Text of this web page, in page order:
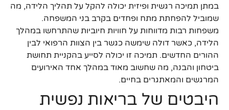
במתן תמיכה רגשית ופיזית יכולה להקל על תהליך הלידה, מה
שמוביל להפחתת מתח ופחדים בקרב בני המשפחה.
משפחות רבות מדווחות על חוויות חיוביות שהתרחשו במהלך
הלידה, כאשר דולה שימשה כגשר בין הצוות הרפואי לבין
ההורים החדשים. תמיכה זו יכולה לסייע בהקניית תחושת
ביטחון והבנה, מה שחשוב מאוד במהלך אחד האירועים
המרגשים והמאתגרים בחיים.
היבטים של בריאות נפשית